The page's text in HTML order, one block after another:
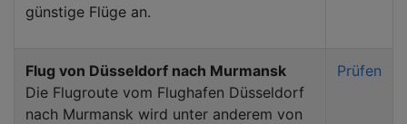
günstige Flüge an.
Flug von Düsseldorf nach Murmansk
Die Flugroute vom Flughafen Düsseldorf
nach Murmansk wird unter anderem von
Prüfen